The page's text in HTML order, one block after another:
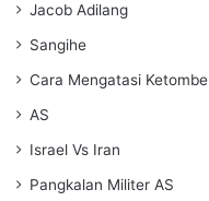
Jacob Adilang
Sangihe
Cara Mengatasi Ketombe
AS
Israel Vs Iran
Pangkalan Militer AS